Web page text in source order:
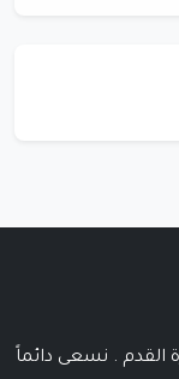
القدم . نسعى دائماً